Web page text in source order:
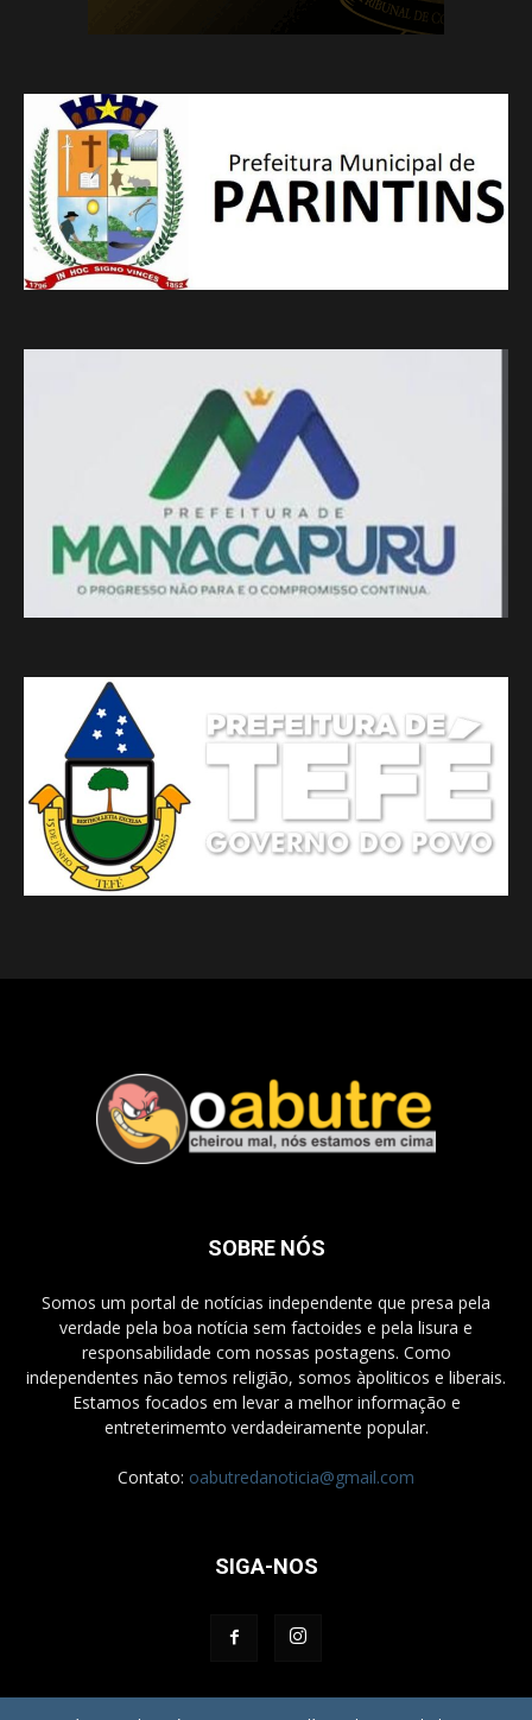
SOBRE NÓS
Somos um portal de notícias independente que presa pela
verdade pela boa notícia sem factoides e pela lisura e
responsabilidade com nossas postagens. Como
independentes não temos religião, somos àpoliticos e liberais.
Estamos focados em levar a melhor informação e
entreterimemto verdadeiramente popular.
Contato: oabutredanoticia@gmail.com
SIGA-NOS